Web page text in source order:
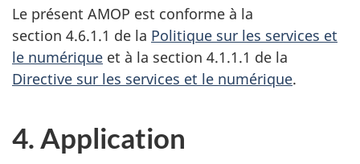
Le présent AMOP est conforme à la
section 4.6.1.1 de la Politique sur les services et
le numérique et à la section 4.1.1.1 de la
Directive sur les services et le numérique.
4. Application